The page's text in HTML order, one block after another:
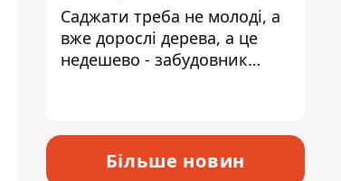
Саджати треба не молоді, а
вже дорослі дерева, а це
недешево - забудовник
Більше новин